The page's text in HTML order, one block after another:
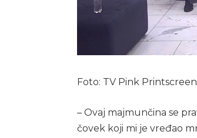
Foto: TV Pink Printscreen
– Ovaj majmunčina se
čovek koji mi je vređao